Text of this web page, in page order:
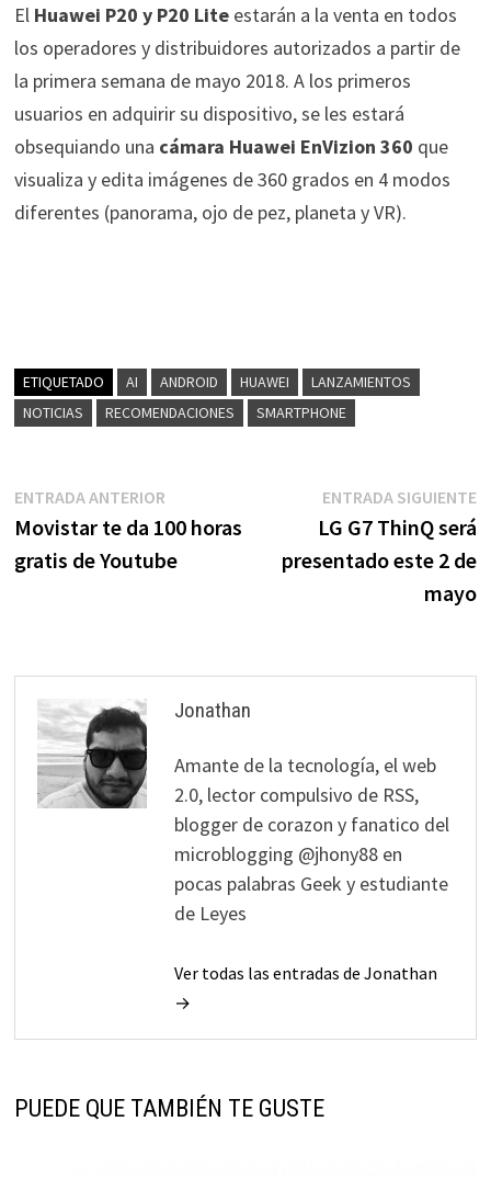
El Huawei P20 y P20 Liteestarán a la venta en todos
los operadores y distribuidores autorizados a partir de
la primera semana de mayo 2018. A los primeros
usuarios en adquirir su dispositivo, se les estará
obsequiando una cámara Huawei EnVizion 360 que
visualiza y edita imágenes de 360 grados en 4 modos
diferentes (panorama, ojo de pez, planeta y VR).
ETIQUETADO AI ANDROID HUAWEI
LANZAMIENTOS
NOTICIAS
RECOMENDACIONES SMARTPHONE
Navegación
de
entradas
ENTRADA ANTERIOREntrada
anterior:
Movistar te da 100 horas
gratis de Youtube
ENTRADA SIGUIENTE
LG G7 ThinQ será
presentado este 2 de
mayo
Jonathan
Amante de la tecnología, el web
2.0, lector compulsivo de RSS,
blogger de corazon y fanatico del
microblogging @jhony88 en
pocas palabras Geek y estudiante
de Leyes
Ver todas las entradas de Jonathan
→
PUEDE QUE TAMBIÉN TE GUSTE